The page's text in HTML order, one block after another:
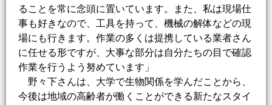
ることを常に念頭に置いています。また、私は現場仕
事も好きなので、工具を持って、機械の解体などの現
場にも行きます。作業の多くは提携している業者さん
に任せる形ですが、大事な部分は自分たちの目で確認
作業を行うよう努めています」
野々下さんは、大学で生物関係を学んだことから、
今後は地域の高齢者が働くことができる新たなスタイ